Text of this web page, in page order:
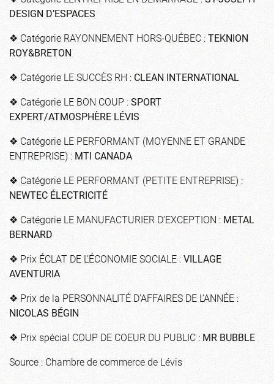
DESIGN D’ESPACES
❖ Catégorie RAYONNEMENT HORS-QUÉBEC :TEKNION
ROY&BRETON
❖ Catégorie LE SUCCÈS RH :CLEAN INTERNATIONAL
❖ Catégorie LE BON COUP :SPORT
EXPERT/ATMOSPHÈRE LÉVIS
❖ Catégorie LE PERFORMANT (MOYENNE ET GRANDE
ENTREPRISE) :MTI CANADA
❖ Catégorie LE PERFORMANT (PETITE ENTREPRISE) :
NEWTEC ÉLECTRICITÉ
❖ Catégorie LE MANUFACTURIER D’EXCEPTION :METAL
BERNARD
❖ Prix ÉCLAT DE L’ÉCONOMIE SOCIALE :VILLAGE
AVENTURIA
❖ Prix de la PERSONNALITÉ D’AFFAIRES DE L’ANNÉE :
NICOLAS BÉGIN
❖ Prix spécial COUP DE COEUR DU PUBLIC :MR BUBBLE
Source : Chambre de commerce de Lévis